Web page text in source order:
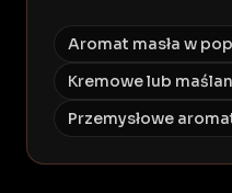
Aromat masła w
Kremowe lub
Przemysłowe